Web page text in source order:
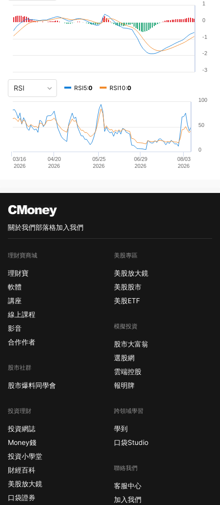
-3
-2
-1
0
1
RSI5:0 RSI10:0
08/03
2026
03/16
2026
04/20
2026
05/25
2026
06/29
2026
0
50
100
關於我們部落格加入我們
理財寶商城
理財寶
軟體
講座
線上課程
影音
合作作者
股市社群
股市爆料同學會
投資理財
投資網誌
Money錢
投資小學堂
財經百科
美股放大鏡
口袋證券
美股專區
美股放大鏡
美股股市
美股ETF
模擬投資
股市大富翁
選股網
雲端控股
報明牌
跨領域學習
學到
口袋Studio
聯絡我們
客服中心
加入我們